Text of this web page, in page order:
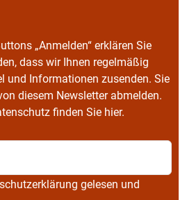
„Anmelden“ erklären Sie
dass wir Ihnen regelmäßig
und Informationen zusenden. Sie
diesem Newsletter abmelden.
finden Sie hier.
gelesen und